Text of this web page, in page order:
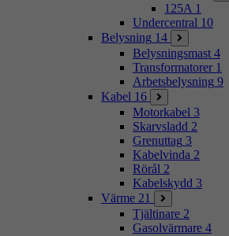
125A 1
Undercentral 10
Belysning 14
Belysningsmast 4
Transformatorer 1
Arbetsbelysning 9
Kabel 16
Motorkabel 3
Skarvsladd 2
Grenuttag 3
Kabelvinda 2
Rörål 2
Kabelskydd 3
Värme 21
Tjältinare 2
Gasolvärmare 4